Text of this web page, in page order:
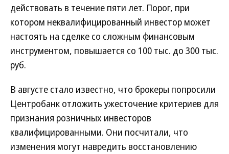
действовать в течение пяти лет. Порог, при
котором неквалифицированный инвестор может
настоять на сделке со сложным финансовым
инструментом, повышается со 100 тыс. до 300 тыс.
руб.
В августе стало известно, что брокеры попросили
Центробанк отложить ужесточение критериев для
признания розничных инвесторов
квалифицированными. Они посчитали, что
изменения могут навредить восстановлению